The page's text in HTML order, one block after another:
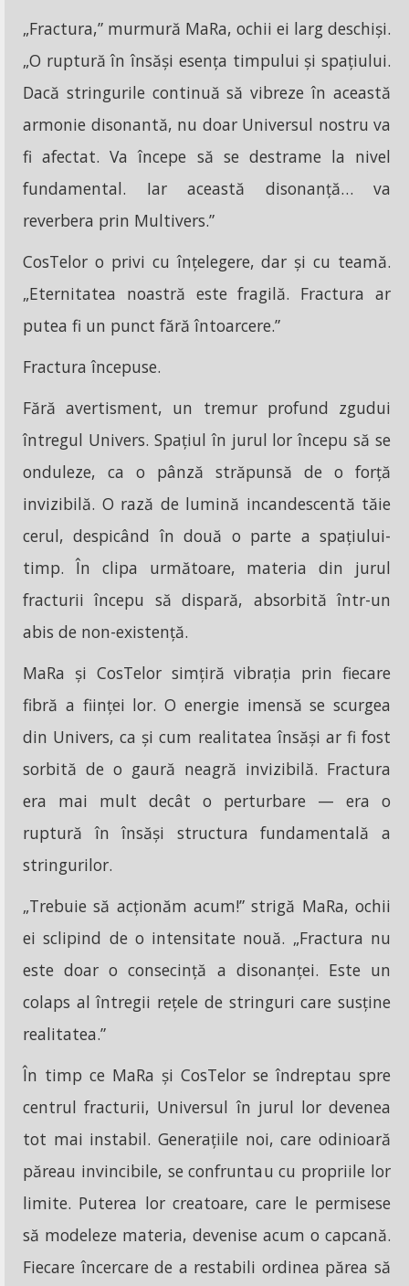
„Fractura,” murmură MaRa, ochii ei larg deschiși.
„O ruptură în însăși esența timpului și spațiului.
Dacă stringurile continuă să vibreze în această
armonie disonantă, nu doar Universul nostru va
fi afectat. Va începe să se destrame la nivel
fundamental. Iar această disonanță… va
reverbera prin Multivers.”
CosTelor o privi cu înțelegere, dar și cu teamă.
„Eternitatea noastră este fragilă. Fractura ar
putea fi un punct fără întoarcere.”
Fractura începuse.
Fără avertisment, un tremur profund zgudui
întregul Univers. Spațiul în jurul lor începu să se
onduleze, ca o pânză străpunsă de o forță
invizibilă. O rază de lumină incandescentă tăie
cerul, despicând în două o parte a spațiului-
timp. În clipa următoare, materia din jurul
fracturii începu să dispară, absorbită într-un
abis de non-existență.
MaRa și CosTelor simțiră vibrația prin fiecare
fibră a ființei lor. O energie imensă se scurgea
din Univers, ca și cum realitatea însăși ar fi fost
sorbită de o gaură neagră invizibilă. Fractura
era mai mult decât o perturbare — era o
ruptură în însăși structura fundamentală a
stringurilor.
„Trebuie să acționăm acum!” strigă MaRa, ochii
ei sclipind de o intensitate nouă. „Fractura nu
este doar o consecință a disonanței. Este un
colaps al întregii rețele de stringuri care susține
realitatea.”
În timp ce MaRa și CosTelor se îndreptau spre
centrul fracturii, Universul în jurul lor devenea
tot mai instabil. Generațiile noi, care odinioară
păreau invincibile, se confruntau cu propriile lor
limite. Puterea lor creatoare, care le permisese
să modeleze materia, devenise acum o capcană.
Fiecare încercare de a restabili ordinea părea să